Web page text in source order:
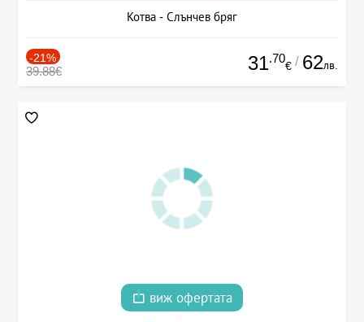
Котва - Слънчев бряг
-21%
39.88€ 31.70
€ / 62лв.
виж офертата